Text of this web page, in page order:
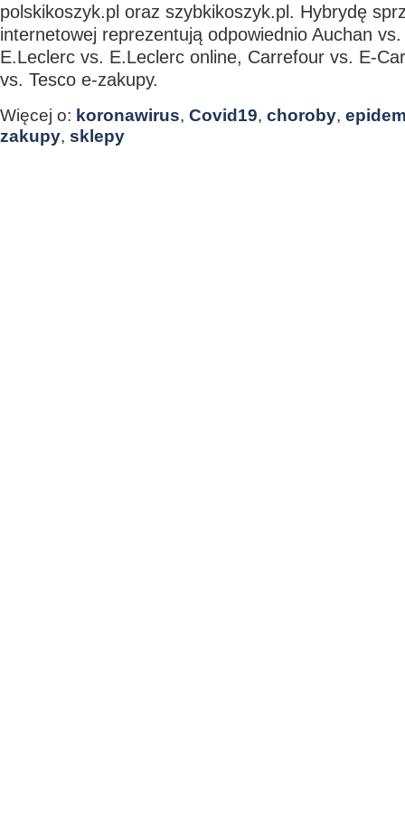
polskikoszyk.pl oraz szybkikoszyk.pl. Hybrydę
internetowej reprezentują odpowiednio Auchan
E.Leclerc vs. E.Leclerc online, Carrefour vs. E-
vs. Tesco e-zakupy.
Więcej o: koronawirus, Covid19, choroby,
zakupy, sklepy